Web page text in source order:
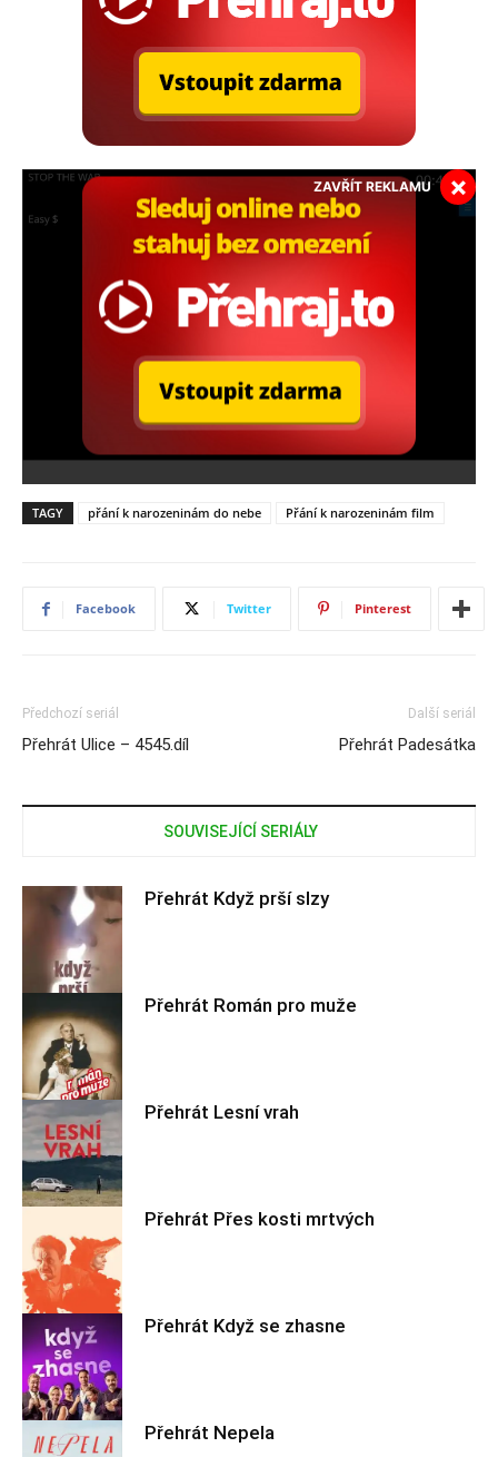
ZAVŘÍT REKLAMU ×
TAGY přání k narozeninám do nebe Přání k narozeninám film
Facebook Twitter Pinterest
Předchozí seriál
Přehrát Ulice – 4545.díl
Další seriál
Přehrát Padesátka
SOUVISEJÍCÍ SERIÁLY
Filmové nebe
Přehrát Když prší slzy
Filmové nebe
Přehrát Román pro muže
Filmové nebe
Přehrát Lesní vrah
Filmové nebe
Přehrát Přes kosti mrtvých
Přehrát Když se zhasne
Přehrát Nepela